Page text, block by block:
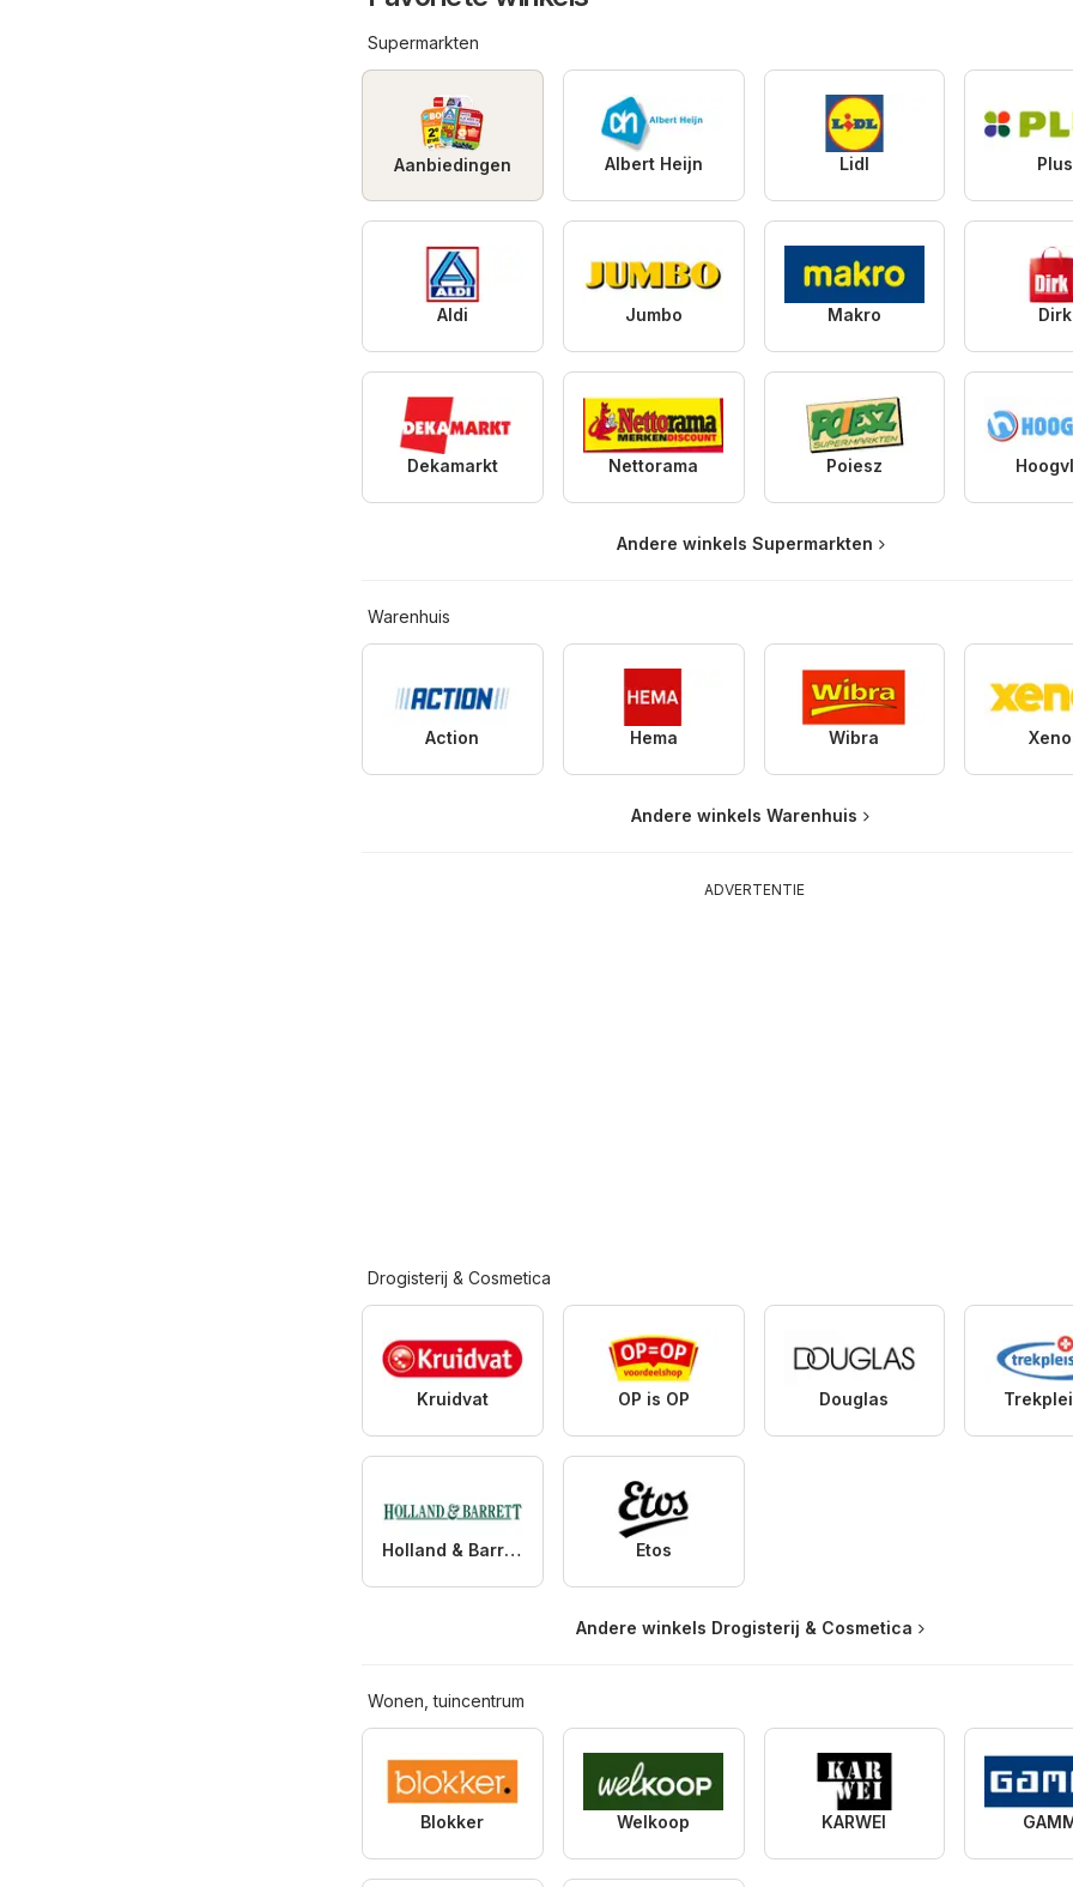
Supermarkten
Aanbiedingen Albert Heijn Lidl Plus
Aldi Jumbo Makro Dirk
Dekamarkt Nettorama Poiesz
Andere winkels Supermarkten
Warenhuis
Action Hema Wibra
Andere winkels Warenhuis
ADVERTENTIE
Drogisterij & Cosmetica
Kruidvat OP is OP Douglas
Holland & Barrett Etos
Andere winkels Drogisterij & Cosmetica
Wonen, tuincentrum
Blokker Welkoop KARWEI